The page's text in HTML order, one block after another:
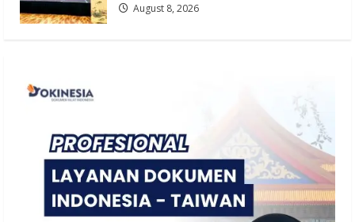
August 8, 2026